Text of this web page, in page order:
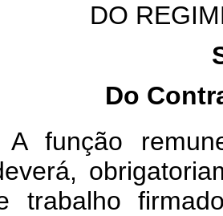
DO
Do
A função
trabalho